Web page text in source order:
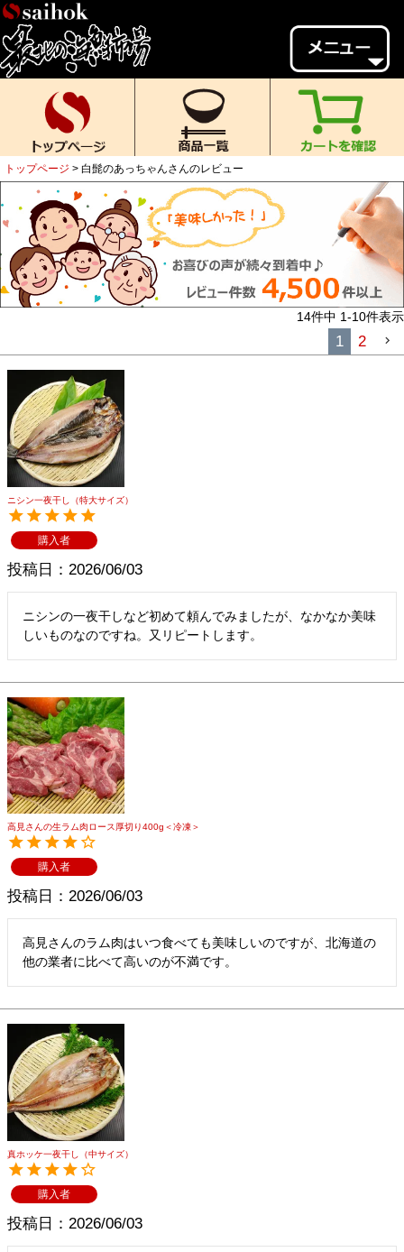
会員様メニュー
ゲスト
様、
いらっしゃいませ。
ご来店ありがとうございます。
新規会員登録
MYページ MYクーポン
ポイント履歴 お気に入り
レビュー投稿 閲覧履歴
返品について
メルマガ登録
特定商取引法表示
トップページ 白髭のあっちゃんさんのレビュー
14件中 1-10件表示
1 2
ニシン一夜干し（特大サイズ）
購入者
投稿日 2026/06/03
ニシンの一夜干しなど初めて頼んでみましたが、なかなか美味
しいものなのですね。又リピートします。
高見さんの生ラム肉ロース厚切り400g＜冷凍＞
購入者
投稿日 2026/06/03
高見さんのラム肉はいつ食べても美味しいのですが、北海道の
他の業者に比べて高いのが不満です。
真ホッケ一夜干し（中サイズ）
購入者
投稿日 2026/06/03